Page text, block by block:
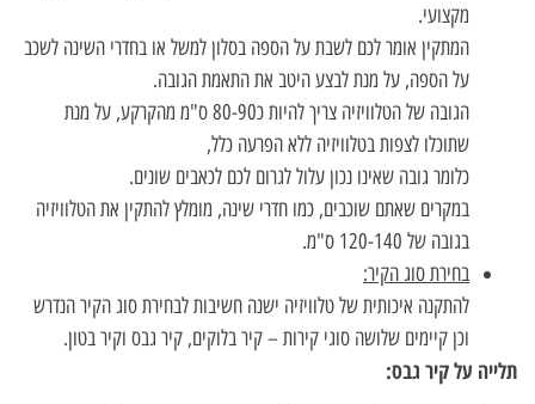
מקצועי.
המתקין אומר לכם לשבת על הספה בסלון למשל או בחדרי השינה לשכב
על הספה, על מנת לבצע היטב את התאמת הגובה.
הגובה של הטלוויזיה צריך להיות כ80-90 ס"מ מהקרקע, על מנת
שתוכלו לצפות בטלוויזיה ללא הפרעה כלל,
כלומר גובה שאינו נכון עלול לגרום לכם לכאבים שונים.
במקרים שאתם שוכבים, כמו חדרי שינה, מומלץ להתקין את הטלוויזיה
בגובה של 120-140 ס"מ.
בחירת סוג הקיר:
להתקנה איכותית של טלוויזיה ישנה חשיבות לבחירת סוג הקיר הנדרש
וכן קיימים שלושה סוגי קירות – קיר בלוקים, קיר גבס וקיר בטון.
תלייה על קיר גבס: